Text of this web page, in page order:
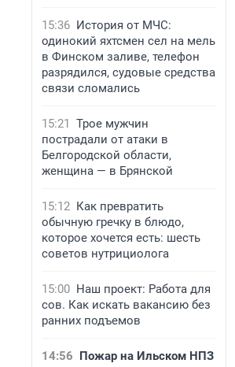
15:36 История от МЧС:
одинокий яхтсмен сел на мель
в Финском заливе, телефон
разрядился, судовые средства
связи сломались
15:21 Трое мужчин
пострадали от атаки в
Белгородской области,
женщина — в Брянской
15:12 Как превратить
обычную гречку в блюдо,
которое хочется есть: шесть
советов нутрициолога
15:00 Наш проект: Работа для
сов. Как искать вакансию без
ранних подъемов
14:56 Пожар на Ильском НПЗ